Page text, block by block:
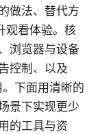
做法、替代方
观看体验。核
浏览器与设备
控制、以及
下面用清晰的
景下实现更少
的工具与资